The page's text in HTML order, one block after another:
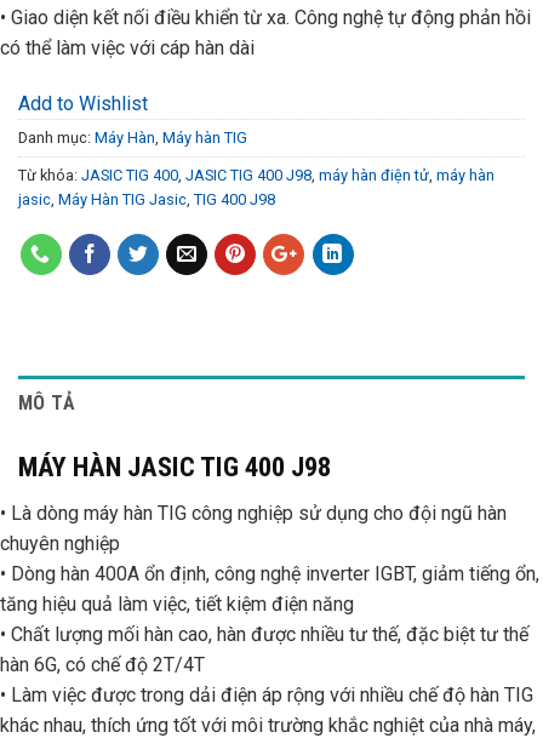
• Giao diện kết nối điều khiển từ xa. Công nghệ tự động phản hồi
có thể làm việc với cáp hàn dài
Add to Wishlist
Danh mục: Máy Hàn Máy hàn TIG
Từ khóa: JASIC TIG 400 JASIC TIG 400 J98 máy hàn điện tử máy hàn
jasic Máy Hàn TIG Jasic TIG 400 J98
MÔ TẢ
MÁY HÀN JASIC TIG 400 J98
• Là dòng máy hàn TIG công nghiệp sử dụng cho đội ngũ hàn
chuyên nghiệp
• Dòng hàn 400A ổn định, công nghệ inverter IGBT, giảm tiếng ổn,
tăng hiệu quả làm việc, tiết kiệm điện năng
• Chất lượng mối hàn cao, hàn được nhiều tư thế, đặc biệt tư thế
hàn 6G, có chế độ 2T/4T
• Làm việc được trong dải điện áp rộng với nhiều chế độ hàn TIG
khác nhau, thích ứng tốt với môi trường khắc nghiệt của nhà máy,